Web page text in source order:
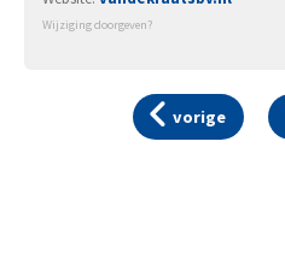
Wijziging doorgeven?
vorige